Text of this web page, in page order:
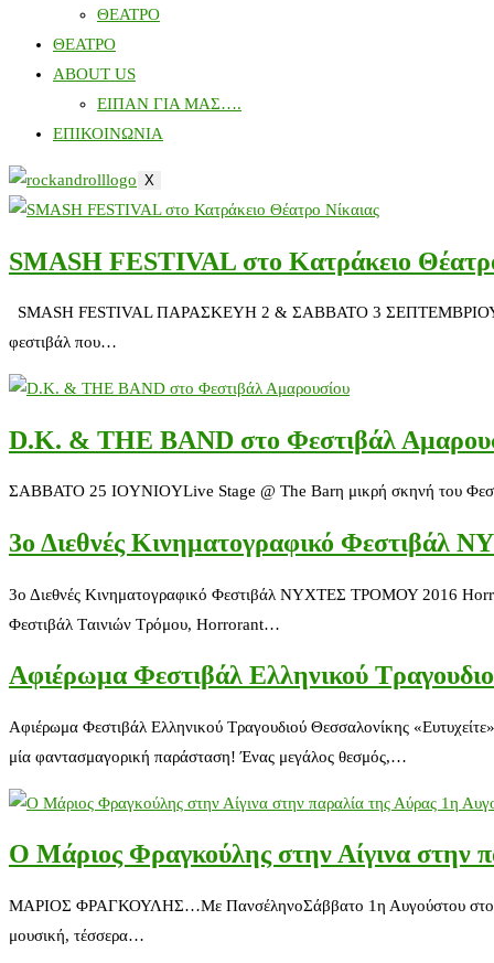
ΘΕΑΤΡΟ
ΘΕΑΤΡΟ
ABOUT US
ΕΙΠΑΝ ΓΙΑ ΜΑΣ….
ΕΠΙΚΟΙΝΩΝΙΑ
X
SMASH FESTIVAL στο Κατράκειο
SMASH FESTIVAL ΠΑΡΑΣΚΕΥΗ 2 & ΣΑΒΒΑΤΟ 3 ΣΕΠΤΕΜΒΡΙΟΥ
φεστιβάλ που…
D.K. & THE BAND στο Φεστιβάλ
ΣΑΒΒΑΤΟ 25 IOYNIOYLive Stage @ The Barη μικρή σκηνή του
3ο Διεθνές Κινηματογραφικό
3ο Διεθνές Κινηματογραφικό Φεστιβάλ ΝΥΧΤΕΣ ΤΡΟΜΟΥ 2016
Φεστιβάλ Tαινιών Tρόμου, Horrorant…
Αφιέρωμα Φεστιβάλ Ελληνικού
Αφιέρωμα Φεστιβάλ Ελληνικού Τραγουδιού Θεσσαλονίκης
μία φαντασμαγορική παράσταση! Ένας μεγάλος θεσμός,…
O Μάριος Φραγκούλης στην Αίγινα στην
ΜΑΡΙΟΣ ΦΡΑΓΚΟΥΛΗΣ…Με ΠανσέληνοΣάββατο 1η Αυγούστου στο
μουσική, τέσσερα…